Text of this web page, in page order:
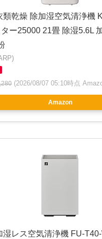
類乾燥 除加湿空気清浄機
ー25000 21畳 除湿5.6L
(2026/08/07 05:10時点
Amazon
湿レス空気清浄機 FU-